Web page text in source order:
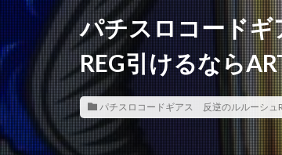
パチスロコード
REG引けるなら
パチスロコードギアス 反逆のルルーシュ